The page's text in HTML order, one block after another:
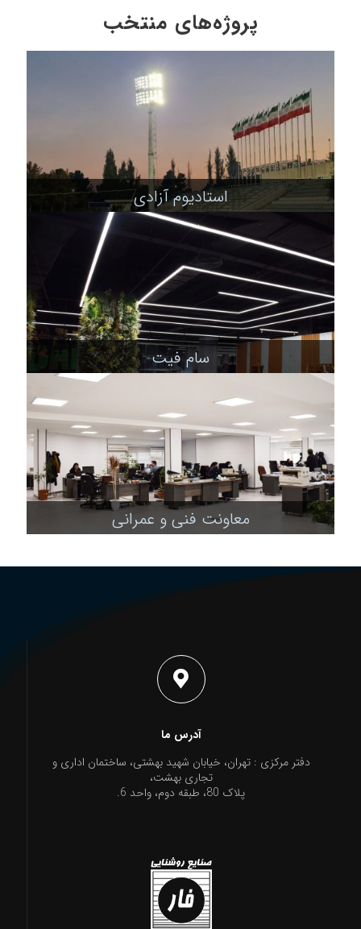
پروژه‌های منتخب
استادیوم آزادی
سام فیت
معاونت فنی و عمرانی
بهمن موتور
آدرس ما
دفتر مرکزی : تهران، خیابان شهید بهشتی، ساختمان اداری و
تجاری بهشت،
پلاک 80، طبقه دوم، واحد 6.